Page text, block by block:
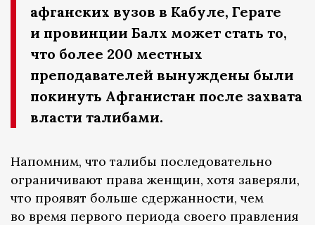
афганских вузов в Кабуле, Герате
и провинции Балх может стать то,
что более 200 местных
преподавателей вынуждены были
покинуть Афганистан после захвата
власти талибами.
Напомним, что талибы последовательно
ограничивают права женщин, хотя заверяли,
что проявят больше сдержанности, чем
во время первого периода своего правления